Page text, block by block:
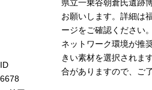
ID
6678
県立一乗谷朝倉氏遺跡
お願いします。詳細は
ージをご確認ください。
ネットワーク環境が推
きい素材を選択されま
合がありますので、ご